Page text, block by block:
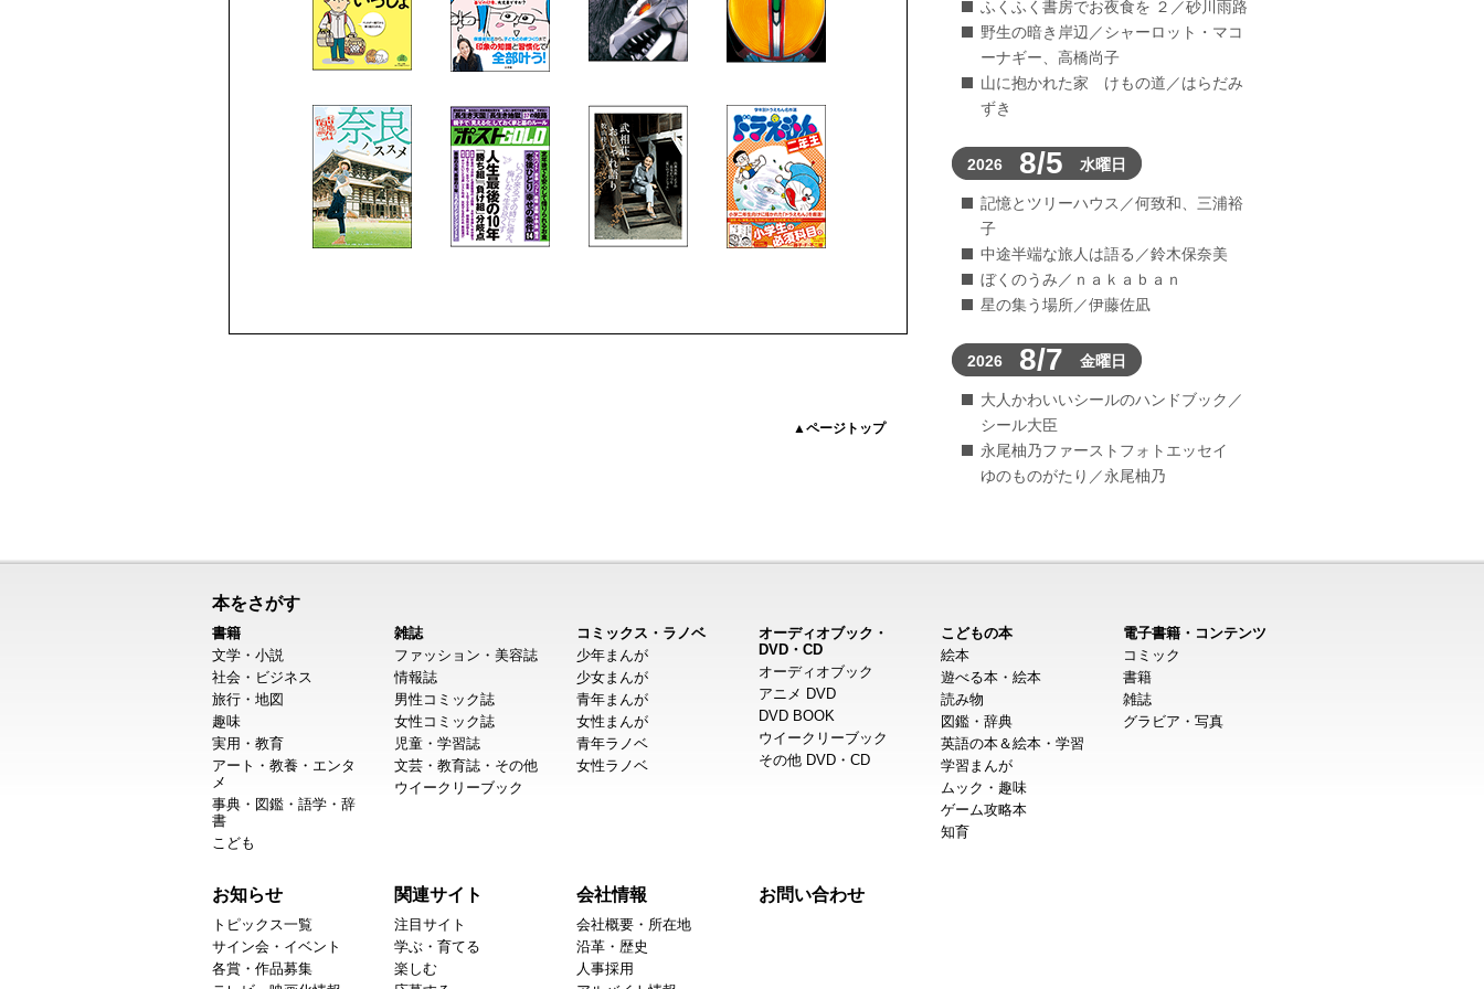
▲ページトップ
ふくふく書房でお夜食を ２／砂川雨路
野生の暗き岸辺／シャーロット・マコ
ーナギー、高橋尚子
山に抱かれた家 けもの道／はらだみ
ずき
2026 8/5 水曜日
記憶とツリーハウス／何致和、三浦裕
子
中途半端な旅人は語る／鈴木保奈美
ぼくのうみ／ｎａｋａｂａｎ
星の集う場所／伊藤佐凪
2026 8/7 金曜日
大人かわいいシールのハンドブック／
シール大臣
永尾柚乃ファーストフォトエッセイ
ゆのものがたり／永尾柚乃
本をさがす
書籍
文学・小説
社会・ビジネス
旅行・地図
趣味
実用・教育
アート・教養・エンタ
メ
事典・図鑑・語学・辞
書
こども
雑誌
ファッション・美容誌
情報誌
男性コミック誌
女性コミック誌
児童・学習誌
文芸・教育誌・その他
ウイークリーブック
コミックス・ラノベ
少年まんが
少女まんが
青年まんが
女性まんが
青年ラノベ
女性ラノベ
オーディオブック・
DVD・CD
オーディオブック
アニメ DVD
DVD BOOK
ウイークリーブック
その他 DVD・CD
こどもの本
絵本
遊べる本・絵本
読み物
図鑑・辞典
英語の本＆絵本・学習
学習まんが
ムック・趣味
ゲーム攻略本
知育
電子書籍・コンテンツ
コミック
書籍
雑誌
グラビア・写真
お知らせ
トピックス一覧
サイン会・イベント
各賞・作品募集
関連サイト
注目サイト
学ぶ・育てる
楽しむ
会社情報
会社概要・所在地
沿革・歴史
人事採用
お問い合わせ